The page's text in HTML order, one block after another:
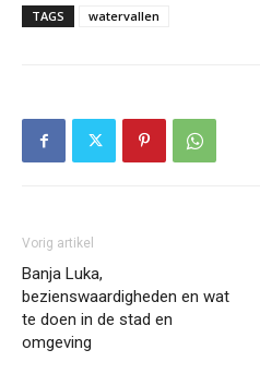
TAGS watervallen
Vorig artikel
Banja Luka,
bezienswaardigheden en wat
te doen in de stad en
omgeving